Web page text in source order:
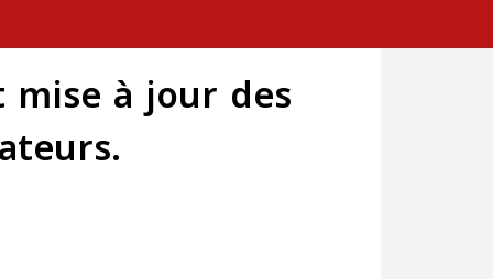
à jour des